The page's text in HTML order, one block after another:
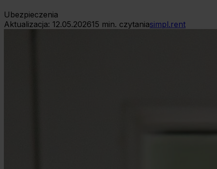
Ubezpieczenia
Aktualizacja: 12.05.202615 min. czytaniasimpl.rent